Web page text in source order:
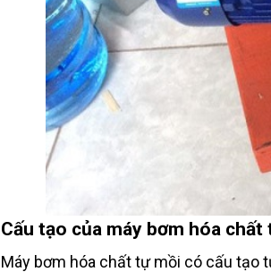
Cấu tạo của máy bơm hóa chất
Máy bơm hóa chất tự mồi có cấu tạo